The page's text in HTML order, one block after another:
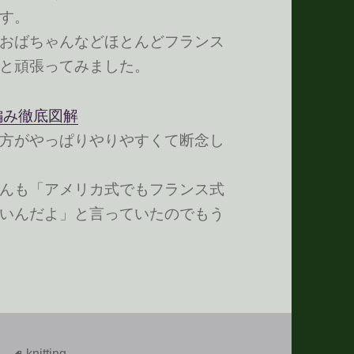
。
ばちゃんなどほとんどフランス
頑張ってみました。
徹底図解
がやっぱりやりやすくて断念し
も「アメリカ式でもフランス式
んだよ」と言っていたのでもう